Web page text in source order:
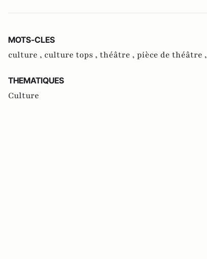
MOTS-CLES
culture , culture tops , théâtre , pièce de théâtre ,
THEMATIQUES
Culture